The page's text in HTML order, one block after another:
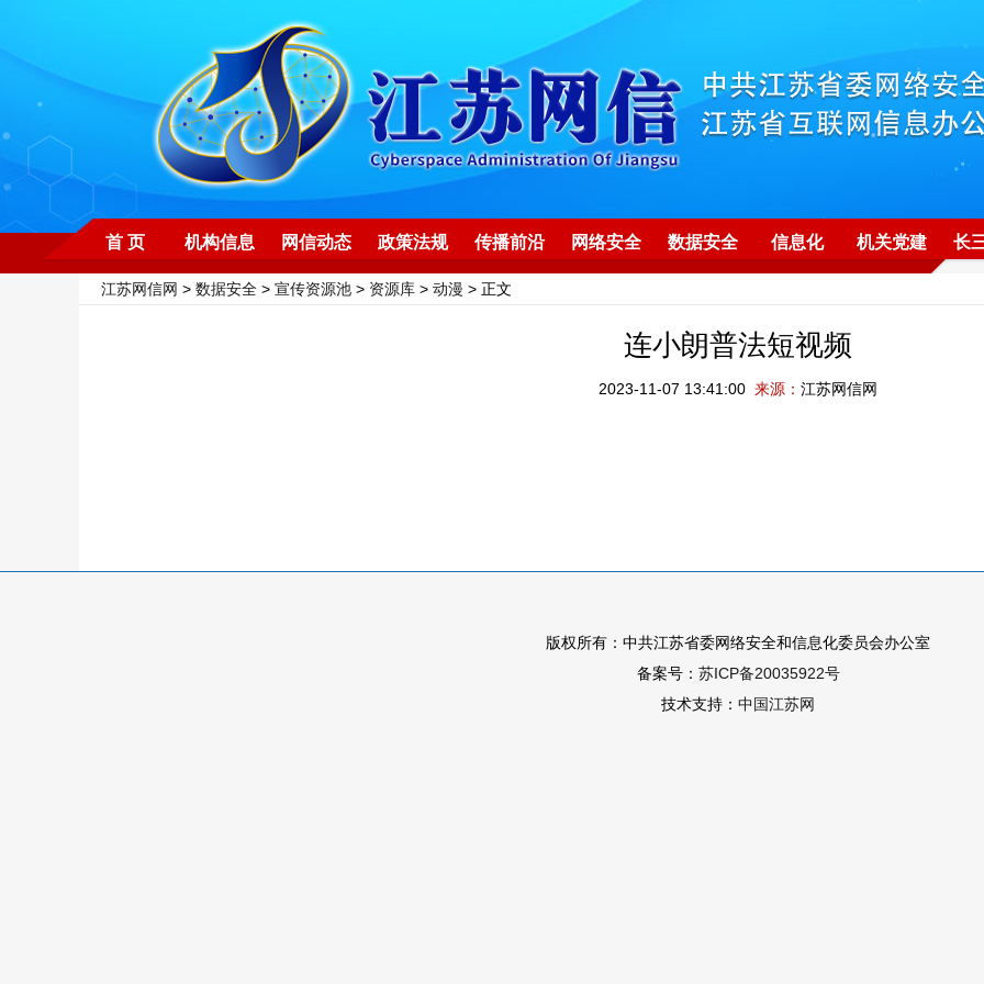
首 页 机构信息 网信动态 政策法规 传播前沿 网络安全 数据安全 信息化 机关党建 长
江苏网信网 > 数据安全 > 宣传资源池 > 资源库 > 动漫 > 正文
连小朗普法短视频
2023-11-07 13:41:00 来源： 江苏网信网
版权所有：中共江苏省委网络安全和信息化委员会办公室
备案号： 苏ICP备20035922号
技术支持： 中国江苏网